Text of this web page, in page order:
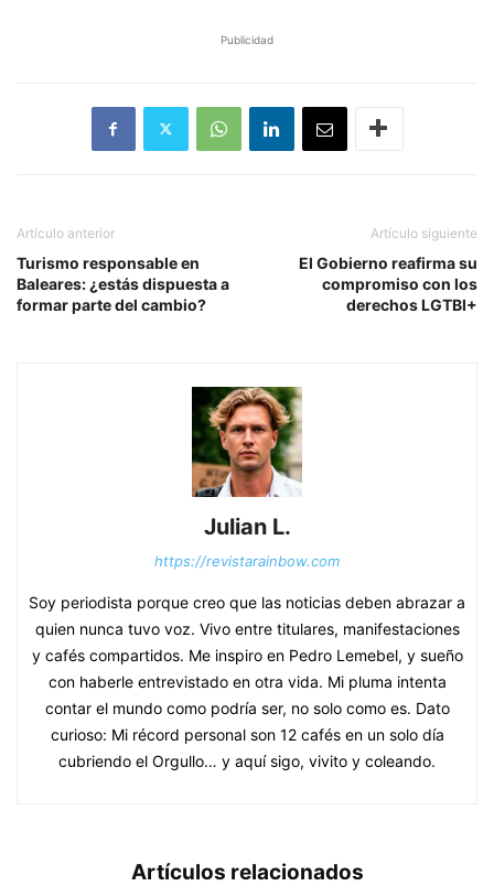
Publicidad
Artículo anterior
Turismo responsable en
Baleares: ¿estás dispuesta a
formar parte del cambio?
Artículo siguiente
El Gobierno reafirma su
compromiso con los
derechos LGTBI+
Julian L.
https://revistarainbow.com
Soy periodista porque creo que las noticias deben abrazar a
quien nunca tuvo voz. Vivo entre titulares, manifestaciones
y cafés compartidos. Me inspiro en Pedro Lemebel, y sueño
con haberle entrevistado en otra vida. Mi pluma intenta
contar el mundo como podría ser, no solo como es. Dato
curioso: Mi récord personal son 12 cafés en un solo día
cubriendo el Orgullo… y aquí sigo, vivito y coleando.
Artículos relacionados